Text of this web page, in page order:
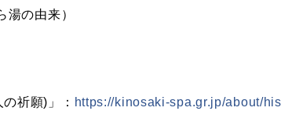
の由来）
祈願)」： https://kinosaki-spa.gr.jp/about/